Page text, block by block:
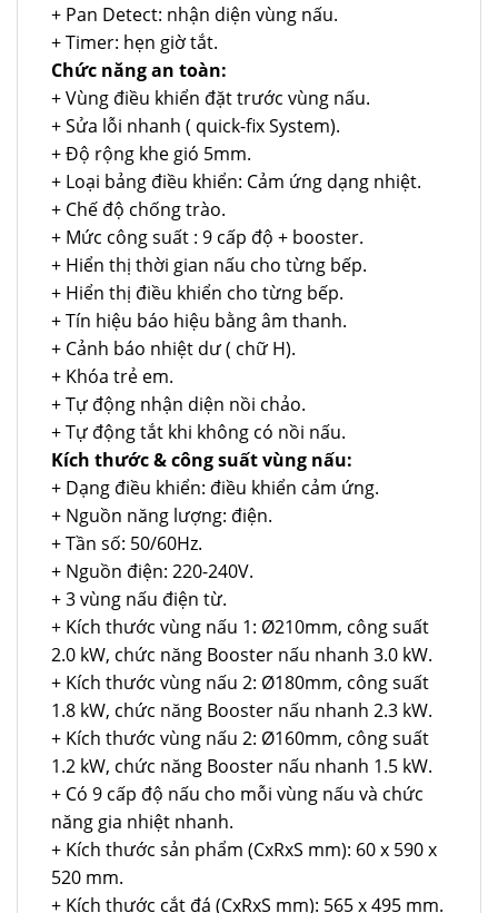
+ Pan Detect: nhận diện vùng nấu.
+ Timer: hẹn giờ tắt.
Chức năng an toàn:
+ Vùng điều khiển đặt trước vùng nấu.
+ Sửa lỗi nhanh ( quick-fix System).
+ Độ rộng khe gió 5mm.
+ Loại bảng điều khiển: Cảm ứng dạng nhiệt.
+ Chế độ chống trào.
+ Mức công suất : 9 cấp độ + booster.
+ Hiển thị thời gian nấu cho từng bếp.
+ Hiển thị điều khiển cho từng bếp.
+ Tín hiệu báo hiệu bằng âm thanh.
+ Cảnh báo nhiệt dư ( chữ H).
+ Khóa trẻ em.
+ Tự động nhận diện nồi chảo.
+ Tự động tắt khi không có nồi nấu.
Kích thước & công suất vùng nấu:
+ Dạng điều khiển: điều khiển cảm ứng.
+ Nguồn năng lượng: điện.
+ Tần số: 50/60Hz.
+ Nguồn điện: 220-240V.
+ 3 vùng nấu điện từ.
+ Kích thước vùng nấu 1: Ø210mm, công suất
2.0 kW, chức năng Booster nấu nhanh 3.0 kW.
+ Kích thước vùng nấu 2: Ø180mm, công suất
1.8 kW, chức năng Booster nấu nhanh 2.3 kW.
+ Kích thước vùng nấu 2: Ø160mm, công suất
1.2 kW, chức năng Booster nấu nhanh 1.5 kW.
+ Có 9 cấp độ nấu cho mỗi vùng nấu và chức
năng gia nhiệt nhanh.
+ Kích thước sản phẩm (CxRxS mm): 60 x 590 x
520 mm.
+ Kích thước cắt đá (CxRxS mm): 565 x 495 mm.